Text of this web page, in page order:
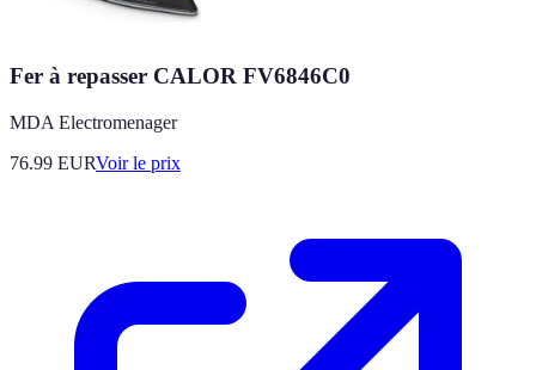
Fer à repasser CALOR FV6846C0
MDA Electromenager
76.99 EURVoir le prix